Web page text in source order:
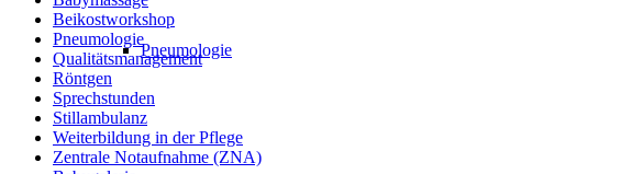
Pneumologie
Beikostworkshop
Pneumologie
Qualitätsmanagement
Röntgen
Sprechstunden
Stillambulanz
Weiterbildung in der Pflege
Zentrale Notaufnahme (ZNA)